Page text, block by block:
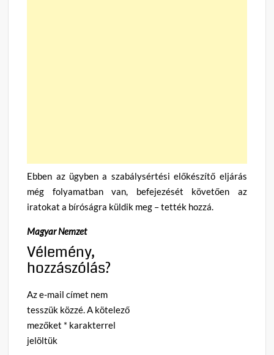
Ebben az ügyben a szabálysértési előkészítő eljárás
még folyamatban van, befejezését követően az
iratokat a bíróságra küldik meg – tették hozzá.
Magyar Nemzet
Vélemény,
hozzászólás?
Az e-mail címet nem
tesszük közzé.A kötelező
mezőket * karakterrel
jelöltük